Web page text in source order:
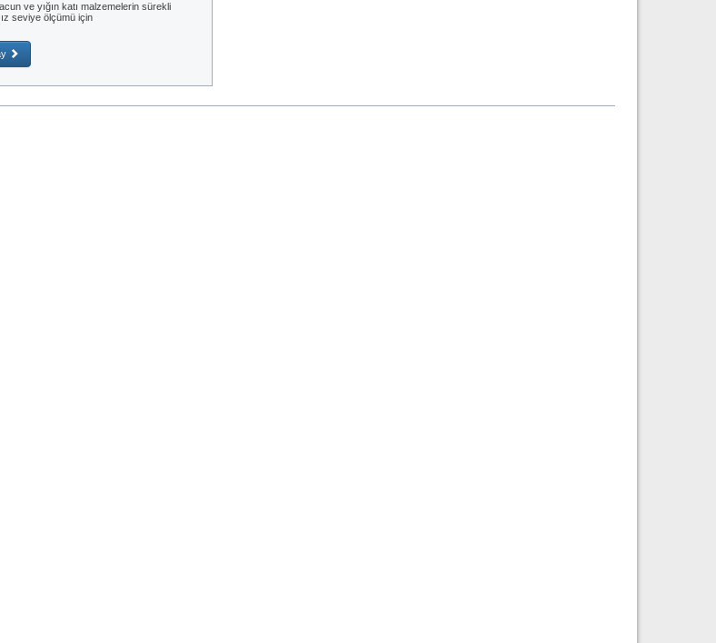
ve yığın katı malzemelerin sürekli
seviye ölçümü için